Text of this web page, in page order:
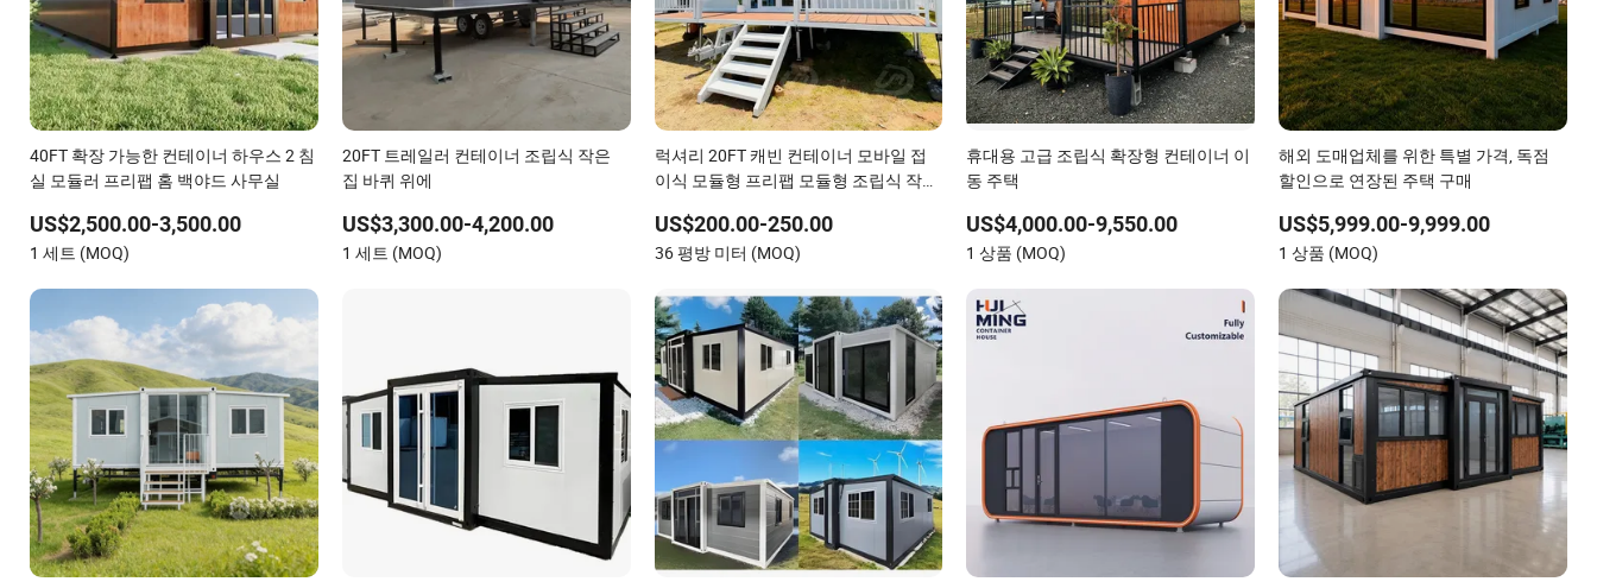
40FT 확장 가능한 컨테이너 하우스 2 침
실 모듈러 프리팹 홈 백야드 사무실
US$2,500.00-3,500.00
1 세트 (MOQ)
20FT 트레일러 컨테이너 조립식 작은
집 바퀴 위에
US$3,300.00-4,200.00
1 세트 (MOQ)
럭셔리 20FT 캐빈 컨테이너 모바일 접
이식 모듈형 프리팹 모듈형 조립식 작은
US$200.00-250.00
36 평방 미터 (MOQ)
휴대용 고급 조립식 확장형 컨테이너 이
동 주택
US$4,000.00-9,550.00
1 상품 (MOQ)
해외 도매업체를 위한 특별 가격, 독점
할인으로 연장된 주택 구매
US$5,999.00-9,999.00
1 상품 (MOQ)